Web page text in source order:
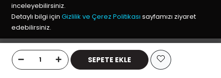
SEPETE EKLE
Copyright © 2020 Keyif Bebesi | Kids & Toys, GeliştiriciKabuk
Yazılım
inceleyebilirsiniz.
Detaylı bilgi için Gizlilik ve Çerez Politikası sayfamızı ziyaret
edebilirsiniz.
Tamam